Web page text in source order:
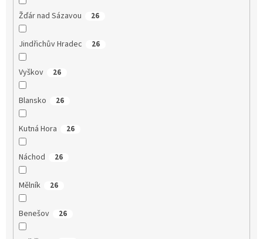
Žďár nad Sázavou 26
Jindřichův Hradec 26
Vyškov 26
Blansko 26
Kutná Hora 26
Náchod 26
Mělník 26
Benešov 26